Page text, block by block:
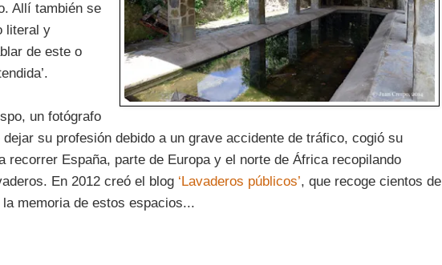
Allí también se
literal y
de este o
un fotógrafo
su profesión debido a un grave accidente de tráfico, cogió su
recorrer España, parte de Europa y el norte de África recopilando
En 2012 creó el blog ‘Lavaderos públicos’, que recoge cientos de
memoria de estos espacios...